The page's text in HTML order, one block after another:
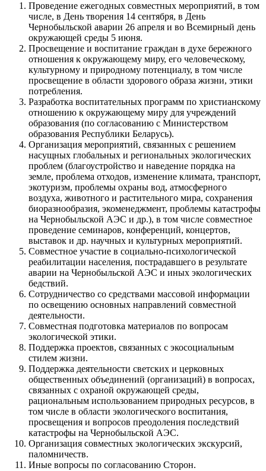
Проведение ежегодных совместных мероприятий, в том
числе, в День творения 14 сентября, в День
Чернобыльской аварии 26 апреля и во Всемирный день
окружающей среды 5 июня.
Просвещение и воспитание граждан в духе бережного
отношения к окружающему миру, его человеческому,
культурному и природному потенциалу, в том числе
просвещение в области здорового образа жизни, этики
потребления.
Разработка воспитательных программ по христианскому
отношению к окружающему миру для учреждений
образования (по согласованию с Министерством
образования Республики Беларусь).
Организация мероприятий, связанных с решением
насущных глобальных и региональных экологических
проблем (благоустройство и наведение порядка на
земле, проблема отходов, изменение климата, транспорт,
экотуризм, проблемы охраны вод, атмосферного
воздуха, животного и растительного мира, сохранения
биоразнообразия, экоменеджмент, проблемы катастрофы
на Чернобыльской АЭС и др.), в том числе совместное
проведение семинаров, конференций, концертов,
выставок и др. научных и культурных мероприятий.
Совместное участие в социально-психологической
реабилитации населения, пострадавшего в результате
аварии на Чернобыльской АЭС и иных экологических
бедствий.
Сотрудничество со средствами массовой информации
по освещению основных направлений совместной
деятельности.
Совместная подготовка материалов по вопросам
экологической этики.
Поддержка проектов, связанных с экосоциальным
стилем жизни.
Поддержка деятельности светских и церковных
общественных объединений (организаций) в вопросах,
связанных с охраной окружающей среды,
рациональным использованием природных ресурсов, в
том числе в области экологического воспитания,
просвещения и вопросов преодоления последствий
катастрофы на Чернобыльской АЭС.
Организация совместных экологических экскурсий,
паломничеств.
Иные вопросы по согласованию Сторон.